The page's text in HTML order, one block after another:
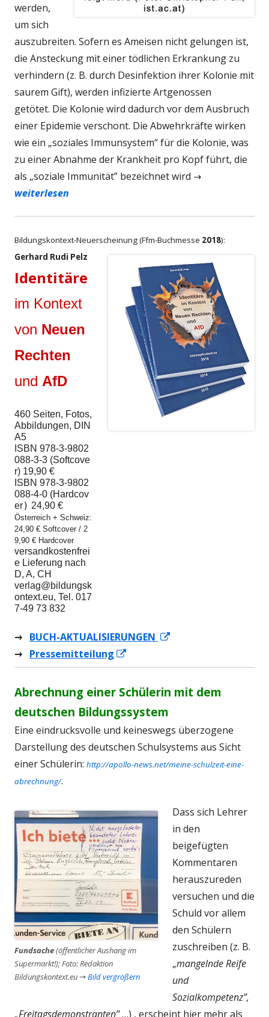
werden,
um sich
auszubreiten. Sofern es Ameisen nicht gelungen ist,
die Ansteckung mit einer tödlichen Erkrankung zu
verhindern (z. B. durch Desinfektion ihrer Kolonie mit
saurem Gift), werden infizierte Artgenossen
getötet. Die Kolonie wird dadurch vor dem Ausbruch
einer Epidemie verschont. Die Abwehrkräfte wirken
wie ein „soziales Immunsystem“ für die Kolonie, was
zu einer Abnahme der Krankheit pro Kopf führt, die
als „soziale Immunität” bezeichnet wird →
weiterlesen
Bildungskontext-Neuerscheinung (Ffm-Buchmesse 2018):
Gerhard Rudi Pelz
Identitäre
im Kontext
von Neuen
Rechten
und AfD
460 Seiten, Fotos,
Abbildungen, DIN
A5
ISBN 978-3-9802
088-3-3 (Softcove
r) 19,90 €
ISBN 978-3-9802
088-4-0 (Hardcov
er)
Österreich + Schweiz:
24,90 € Softcover / 2
9,90 € Hardcover
versandkostenfrei
e Lieferung nach
D, A, CH
verlag@bildungsk
ontext.eu, Tel. 017
→ BUCH-AKTUALISIERUNGEN
Fenster
öffnen
→ Pressemitteilung
neuem
Fenster
Abrechnung einer Schülerin mit dem
deutschen Bildungssystem
Eine eindrucksvolle und keineswegs überzogene
Darstellung des deutschen Schulsystems aus Sicht
einer Schülerin: http://apollo-news.net/meine-schulzeit-eine-
abrechnung/.
Fundsache(öffentlicher Aushang im
Supermarkt!); Foto: Redaktion
Bildungskontext.eu →Bild vergrößern
Dass sich Lehrer
in den
beigefügten
Kommentaren
herauszureden
versuchen und die
Schuld vor allem
den Schülern
zuschreiben (z. B.
„mangelnde Reife
und
Sozialkompetenz”,
„Freitagsdemonstranten”…) , erscheint hier mehr als